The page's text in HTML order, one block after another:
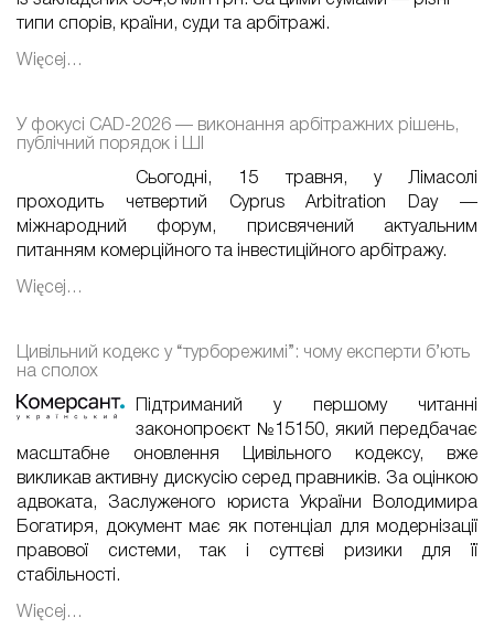
типи спорів, країни, суди та арбітражі.
Więcej…
У фокусі CAD-2026 — виконання арбітражних рішень,
публічний порядок і ШІ
Сьогодні, 15 травня, у Лімасолі
проходить четвертий Cyprus Arbitration Day —
міжнародний форум, присвячений актуальним
питанням комерційного та інвестиційного арбітражу.
Więcej…
Цивільний кодекс у “турборежимі”: чому експерти б’ють
на сполох
Підтриманий у першому читанні
законопроєкт №15150, який передбачає
масштабне оновлення Цивільного кодексу, вже
викликав активну дискусію серед правників. За оцінкою
адвоката, Заслуженого юриста України Володимира
Богатиря, документ має як потенціал для модернізації
правової системи, так і суттєві ризики для її
стабільності.
Więcej…